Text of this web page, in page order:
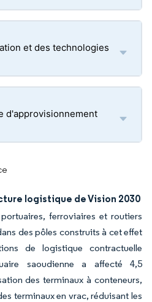
et des technologies
d'approvisionnement
logistique de Vision 2030
ferroviaires et routiers
des pôles construits à cet effet
de logistique contractuelle
saoudienne a affecté 4,5
des terminaux à conteneurs,
terminaux en vrac, réduisant les